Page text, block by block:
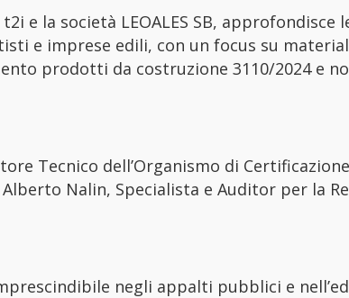
e la società LEOALES SB, approfondisce
e imprese edili, con un focus su
prodotti da costruzione 3110/2024 e
Tecnico dell’Organismo di
Alberto Nalin, Specialista e Auditor per la
negli appalti pubblici e